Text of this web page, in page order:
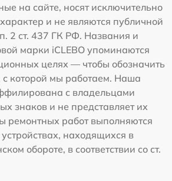
на сайте, носят исключительно
и не являются публичной
2 ст. 437 ГК РФ. Названия и
марки iCLEBO упоминаются
целях — чтобы обозначить
с которой мы работаем. Наша
с владельцами
знаков и не представляет их
ремонтных работ выполняются
находящихся в
обороте, в соответствии со ст.